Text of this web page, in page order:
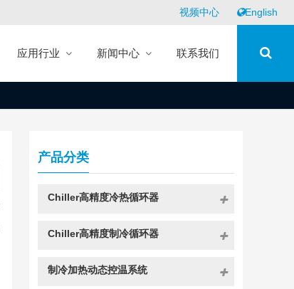
视频中心 English
应用行业 新闻中心 联系我们
产品分类
Chiller高精度冷热循环器
Chiller高精度制冷循环器
制冷加热动态控温系统